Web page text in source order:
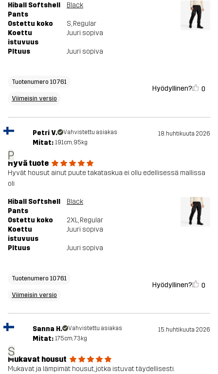
Hiball Softshell
Pants
Black
Ostettu koko S, Regular
Koettu
istuvuus
Juuri sopiva
PItuus Juuri sopiva
Tuotenumero 10761
Viimeisin versio
Hyödyllinen? 0
P
Petri V. Vahvistettu asiakas 18. huhtikuuta 2026
Mitat: 191cm, 95kg
Hyvä tuote
Hyvät housut ainut puute takataskua ei ollu edellisessä mallissa
oli
Hiball Softshell
Pants
Black
Ostettu koko 2XL, Regular
Koettu
istuvuus
Juuri sopiva
PItuus Juuri sopiva
Tuotenumero 10761
Viimeisin versio
Hyödyllinen? 0
S
Sanna H. Vahvistettu asiakas 15. huhtikuuta 2026
Mitat: 175cm, 73kg
Mukavat housut
Mukavat ja lämpimät housut, jotka istuvat täydellisesti.